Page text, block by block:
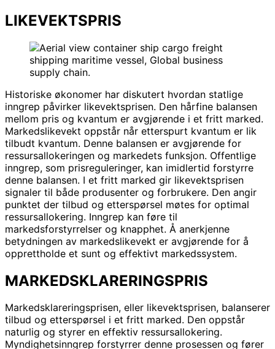
LIKEVEKTSPRIS
Historiske økonomer har diskutert hvordan statlige
inngrep påvirker likevektsprisen. Den hårfine balansen
mellom pris og kvantum er avgjørende i et fritt marked.
Markedslikevekt oppstår når etterspurt kvantum er lik
tilbudt kvantum. Denne balansen er avgjørende for
ressursallokeringen og markedets funksjon. Offentlige
inngrep, som prisreguleringer, kan imidlertid forstyrre
denne balansen. I et fritt marked gir likevektsprisen
signaler til både produsenter og forbrukere. Den angir
punktet der tilbud og etterspørsel møtes for optimal
ressursallokering. Inngrep kan føre til
markedsforstyrrelser og knapphet. Å anerkjenne
betydningen av markedslikevekt er avgjørende for å
opprettholde et sunt og effektivt markedssystem.
MARKEDSKLARERINGSPRIS
Markedsklareringsprisen, eller likevektsprisen, balanserer
tilbud og etterspørsel i et fritt marked. Den oppstår
naturlig og styrer en effektiv ressursallokering.
Myndighetsinngrep forstyrrer denne prosessen og fører